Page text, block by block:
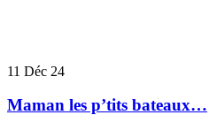
11 Déc 24
Maman les p’tits bateaux…